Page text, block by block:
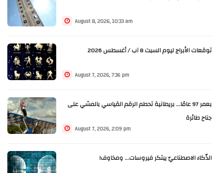
August 8, 2026, 10:33 am
توقعات الأبراج ليوم السبت 8 آب / أغسطس 2026
August 7, 2026, 7:36 pm
بعمر 97 عامًا... بريطانية تحطم الرقم القياسي بالمشي على
جناح طائرة
August 7, 2026, 2:09 pm
الذّكاء الاصطناعيّ يبتكر فيروسات... ومخاوف!